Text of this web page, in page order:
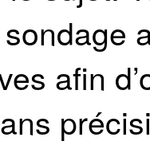
afin